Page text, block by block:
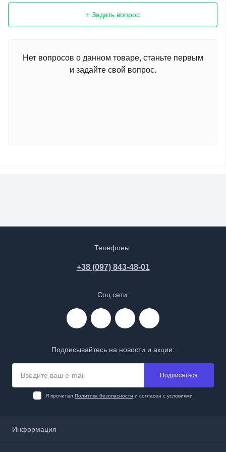
+ Задать вопрос
Нет вопросов о данном товаре, станьте первым
и задайте свой вопрос.
Телефоны:
+38 (097) 843-48-01
Соц сети:
Подписывайтесь на новости и акции:
Подписаться
Я прочитал Политика безопасности и согласен с условиями
Информация